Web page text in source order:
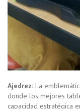
Ajedrez: La
donde los mejores
capacidad estratégica